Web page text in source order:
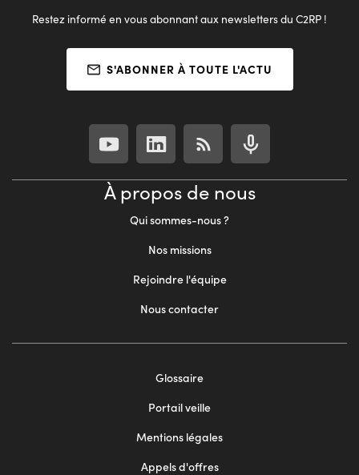
Restez informé en vous abonnant aux newsletters du C2RP !
S'ABONNER À TOUTE L'ACTU
À propos de nous
Qui sommes-nous ?
Nos missions
Rejoindre l'équipe
Nous contacter
Glossaire
Portail veille
Mentions légales
Appels d'offres